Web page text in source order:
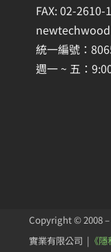
FAX: 02-2610-
統一編號：
週一 ~ 五：
Copyright © 2008 –
實業有限公司 | 《